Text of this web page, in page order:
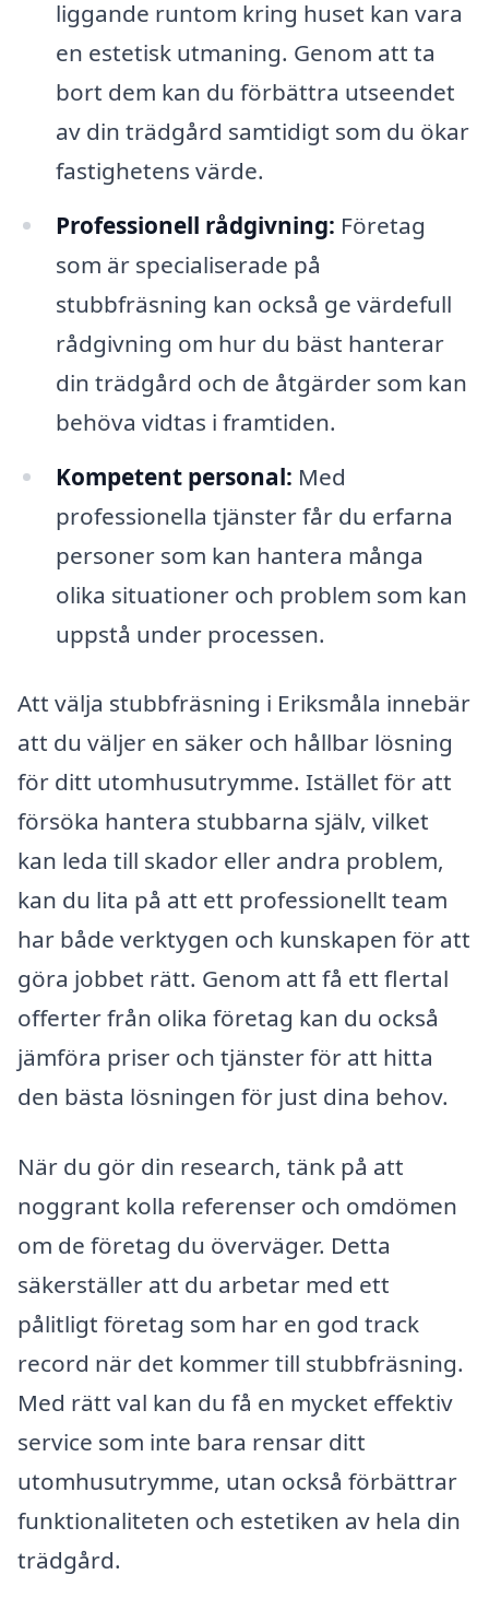
liggande runtom kring huset kan vara
en estetisk utmaning. Genom att ta
bort dem kan du förbättra utseendet
av din trädgård samtidigt som du ökar
fastighetens värde.
Professionell rådgivning: Företag
som är specialiserade på
stubbfräsning kan också ge värdefull
rådgivning om hur du bäst hanterar
din trädgård och de åtgärder som kan
behöva vidtas i framtiden.
Kompetent personal: Med
professionella tjänster får du erfarna
personer som kan hantera många
olika situationer och problem som kan
uppstå under processen.
Att välja stubbfräsning i Eriksmåla innebär
att du väljer en säker och hållbar lösning
för ditt utomhusutrymme. Istället för att
försöka hantera stubbarna själv, vilket
kan leda till skador eller andra problem,
kan du lita på att ett professionellt team
har både verktygen och kunskapen för att
göra jobbet rätt. Genom att få ett flertal
offerter från olika företag kan du också
jämföra priser och tjänster för att hitta
den bästa lösningen för just dina behov.
När du gör din research, tänk på att
noggrant kolla referenser och omdömen
om de företag du överväger. Detta
säkerställer att du arbetar med ett
pålitligt företag som har en god track
record när det kommer till stubbfräsning.
Med rätt val kan du få en mycket effektiv
service som inte bara rensar ditt
utomhusutrymme, utan också förbättrar
funktionaliteten och estetiken av hela din
trädgård.